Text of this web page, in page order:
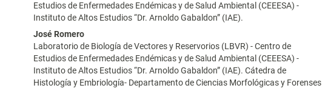
Estudios de Enfermedades Endémicas y de Salud Ambiental (CEEESA) -
Instituto de Altos Estudios “Dr. Arnoldo Gabaldon” (IAE).
José Romero
Laboratorio de Biología de Vectores y Reservorios (LBVR) - Centro de
Estudios de Enfermedades Endémicas y de Salud Ambiental (CEEESA) -
Instituto de Altos Estudios “Dr. Arnoldo Gabaldon” (IAE). Cátedra de
Histología y Embriología- Departamento de Ciencias Morfológicas y Forenses